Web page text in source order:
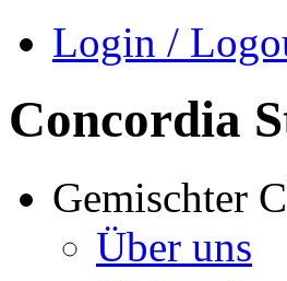
Login /
Concordia
Gemischter
Über uns